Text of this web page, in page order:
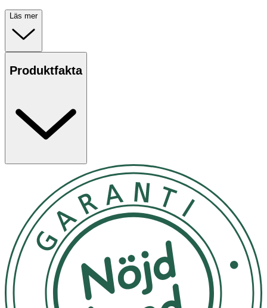
Läs mer
Produktfakta